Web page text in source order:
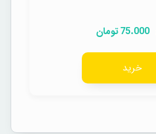
75.000تومان
خرید